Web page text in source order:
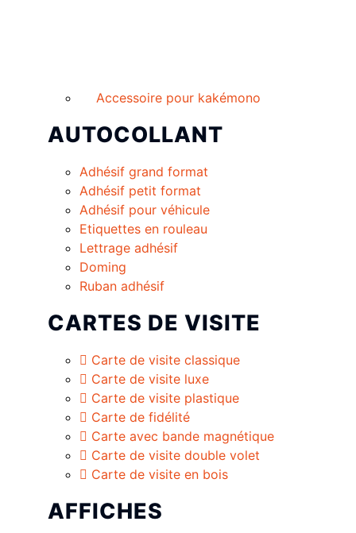
Accessoire pour kakémono
AUTOCOLLANT
Adhésif grand format
Adhésif petit format
Adhésif pour véhicule
Etiquettes en rouleau
Lettrage adhésif
Doming
Ruban adhésif
CARTES DE VISITE
Carte de visite classique
Carte de visite luxe
Carte de visite plastique
Carte de fidélité
Carte avec bande magnétique
Carte de visite double volet
Carte de visite en bois
AFFICHES